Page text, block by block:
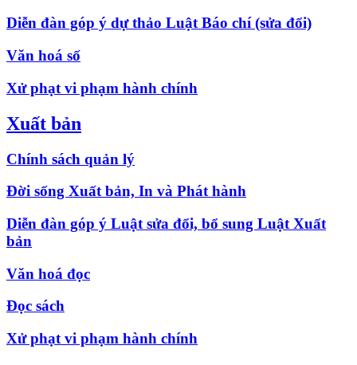
Diễn đàn góp ý dự thảo Luật Báo chí (sửa đổi)
Văn hoá số
Xử phạt vi phạm hành chính
Xuất bản
Chính sách quản lý
Đời sống Xuất bản, In và Phát hành
Diễn đàn góp ý Luật sửa đổi, bổ sung Luật Xuất
bản
Văn hoá đọc
Đọc sách
Xử phạt vi phạm hành chính